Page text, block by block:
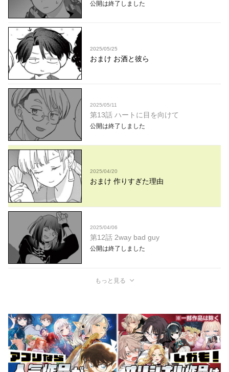
公開は終了しました
2025/05/25
おまけ お酒と彼ら
2025/05/11
第13話 ハートに目を向けて
公開は終了しました
2025/04/20
おまけ 作りすぎた理由
2025/04/06
第12話 2way bad guy
公開は終了しました
もっと見る